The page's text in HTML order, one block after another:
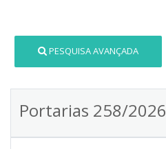
PESQUISA AVANÇADA
Portarias 258/2026